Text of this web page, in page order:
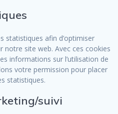
statistiques afin d’optimiser
notre site web. Avec ces cookies
informations sur l’utilisation de
votre permission pour placer
statistiques.
suivi